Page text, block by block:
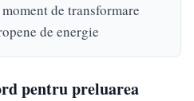
de transformare
de energie
pentru preluarea